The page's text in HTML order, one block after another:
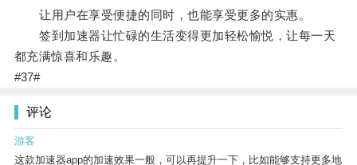
让用户在享受便捷的同时，也能享受更多的实惠。
签到加速器让忙碌的生活变得更加轻松愉悦，让每一天
都充满惊喜和乐趣。
#37#
评论
游客
这款加速器app的加速效果一般，可以再提升一下，比如能够支持更多地